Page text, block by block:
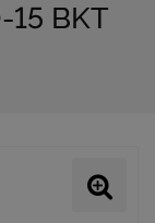
BKT